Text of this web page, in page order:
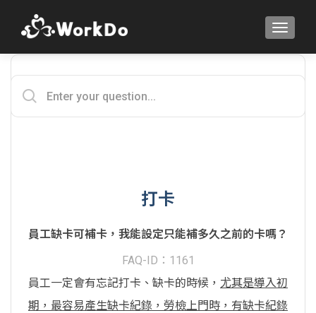
打卡
員工缺卡可補卡，我能設定只能補多久之前的卡嗎？
FAQ-ID：1161
員工一定會有忘記打卡、缺卡的時候， 尤其是導入初
期，最容易產生缺卡紀錄，勞檢上門時，有缺卡紀錄